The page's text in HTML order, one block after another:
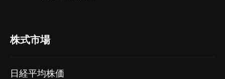
株式市場
日経平均株価